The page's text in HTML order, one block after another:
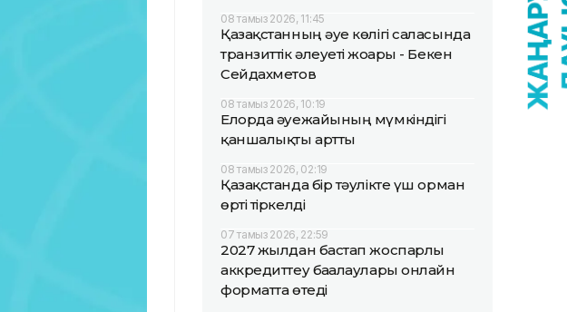
08 тамыз 2026, 11:45
Қазақстанның әуе көлігі саласында
транзиттік әлеуеті жоғары - Бекен
Сейдахметов
08 тамыз 2026, 10:19
Елорда әуежайының мүмкіндігі
қаншалықты артты
08 тамыз 2026, 02:19
Қазақстанда бір тәулікте үш орман
өрті тіркелді
07 тамыз 2026, 22:59
2027 жылдан бастап жоспарлы
аккредиттеу бағалаулары онлайн
форматта өтеді